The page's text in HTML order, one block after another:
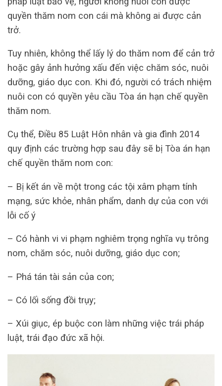
quyền thăm nom con cái mà không ai được cản
trở.
Tuy nhiên, không thể lấy lý do thăm nom để cản trở
hoặc gây ảnh hưởng xấu đến việc chăm sóc, nuôi
dưỡng, giáo dục con. Khi đó, người có trách nhiệm
nuôi con có quyền yêu cầu Tòa án hạn chế quyền
thăm nom.
Cụ thể, Điều 85 Luật Hôn nhân và gia đình 2014
quy định các trường hợp sau đây sẽ bị Tòa án hạn
chế quyền thăm nom con:
– Bị kết án về một trong các tội xâm phạm tính
mạng, sức khỏe, nhân phẩm, danh dự của con với
lỗi cố ý
– Có hành vi vi phạm nghiêm trọng nghĩa vụ trông
nom, chăm sóc, nuôi dưỡng, giáo dục con;
– Phá tán tài sản của con;
– Có lối sống đồi trụy;
– Xúi giục, ép buộc con làm những việc trái pháp
luật, trái đạo đức xã hội.